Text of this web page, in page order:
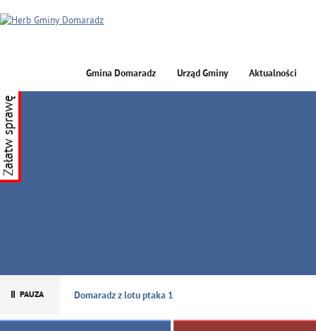
GMINA DOMARADZ
Gmina Domaradz Urząd Gminy Aktualności
Domaradz z lotu ptaka 1
Załatw sprawę